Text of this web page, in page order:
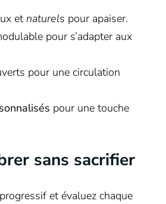
et naturels pour apaiser.
pour s’adapter aux
pour une circulation
pour une touche
sans sacrifier
et évaluez chaque